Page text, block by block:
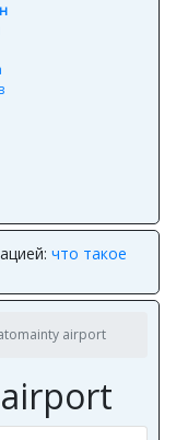
что такое
airport